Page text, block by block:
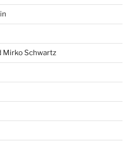
Mirko Schwartz